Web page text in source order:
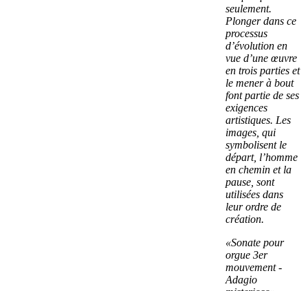
seulement.
Plonger dans ce
processus
d’évolution en
vue d’une œuvre
en trois parties et
le mener à bout
font partie de ses
exigences
artistiques. Les
images, qui
symbolisent le
départ, l’homme
en chemin et la
pause, sont
utilisées dans
leur ordre de
création.
«Sonate pour
orgue 3er
mouvement -
Adagio